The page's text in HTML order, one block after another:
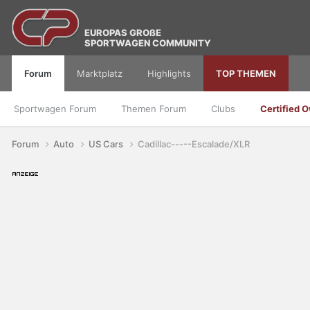
EUROPAS GROßE
SPORTWAGEN COMMUNITY
Forum
Sportwagen Forum Themen Forum Clubs Certified
Marktplatz Highlights TOP THEMEN
Forum Auto US Cars Cadillac-----Escalade/XLR